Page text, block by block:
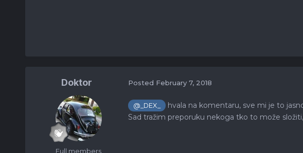
Doktor
Full members
Posted February 7, 2018
@_DEX_
hvala na komentaru, sve mi je to
Sad tražim preporuku nekoga tko to može